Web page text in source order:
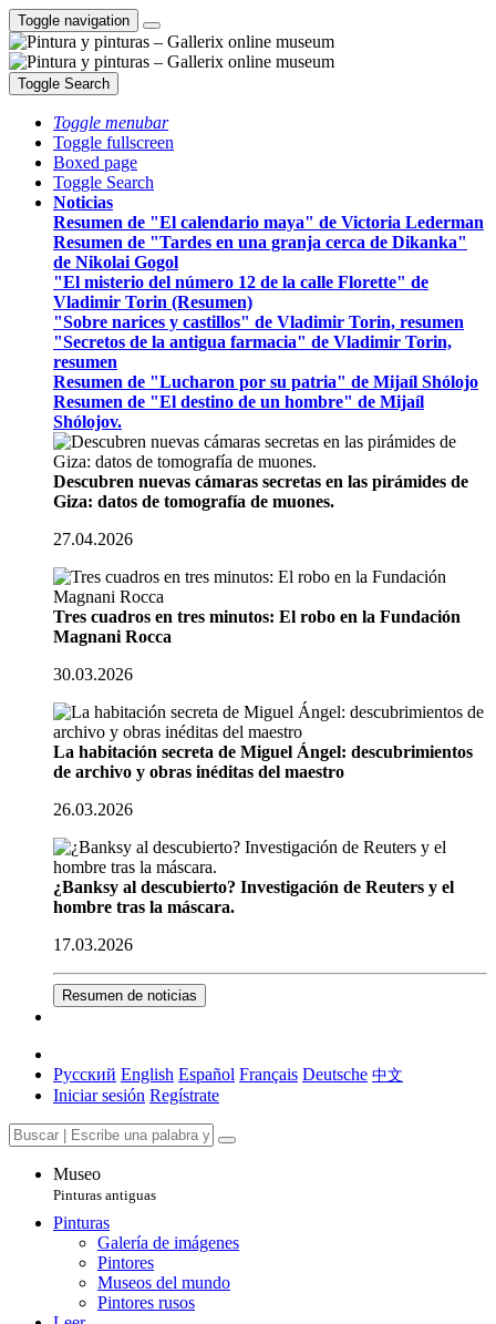
Toggle navigation
Toggle Search
Toggle menubar
Toggle fullscreen
Boxed page
Toggle Search
Noticias
Resumen de "El calendario maya" de Victoria Lederman
Resumen de "Tardes en una granja cerca de Dikanka"
de Nikolai Gogol
"El misterio del número 12 de la calle Florette" de
Vladimir Torin (Resumen)
"Sobre narices y castillos" de Vladimir Torin, resumen
"Secretos de la antigua farmacia" de Vladimir Torin,
resumen
Resumen de "Lucharon por su patria" de Mijaíl Shólojo
Resumen de "El destino de un hombre" de Mijaíl
Shólojov.
Descubren nuevas cámaras secretas en las pirámides de
Giza: datos de tomografía de muones.
27.04.2026
Tres cuadros en tres minutos: El robo en la Fundación
Magnani Rocca
30.03.2026
La habitación secreta de Miguel Ángel: descubrimientos
de archivo y obras inéditas del maestro
26.03.2026
¿Banksy al descubierto? Investigación de Reuters y el
hombre tras la máscara.
17.03.2026
Resumen de noticias
Русский English Español Français Deutsche 中文
Iniciar sesión Regístrate
Museo
Pinturas antiguas
Pinturas
Galería de imágenes
Pintores
Museos del mundo
Pintores rusos